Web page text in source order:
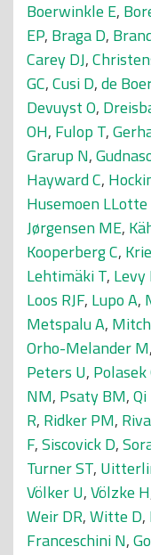
Boerwinkle E,
EP, Braga D,
Carey DJ,
GC,Cusi D,de
Devuyst O,
OH, Fulop T,
Grarup N,
Hayward C,
Husemoen LLotte
Jørgensen ME,
Kooperberg C,
Lehtimäki T, Levy
Loos RJF, Lupo A,
Metspalu A,
Orho-Melander M,
Peters U, Polasek
NM, Psaty BM,Qi
R, Ridker PM,
F,Siscovick D,
Turner ST,
Völker U,Völzke H
Weir DR,Witte D,
Franceschini N,